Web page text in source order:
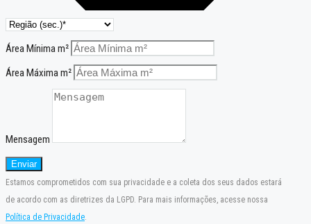
Área Mínima m²
Área Máxima m²
Mensagem
Enviar
Estamos comprometidos com sua privacidade e a coleta dos seus dados estará
de acordo com as diretrizes da LGPD. Para mais informações, acesse nossa
Política de Privacidade.